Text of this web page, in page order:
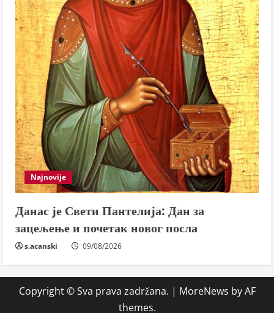
Najnovije
Данас је Свети Пантелија: Дан за
зацељење и почетак новог посла
s.acanski 09/08/2026
Copyright © Sva prava zadržana. | MoreNews by AF
themes.